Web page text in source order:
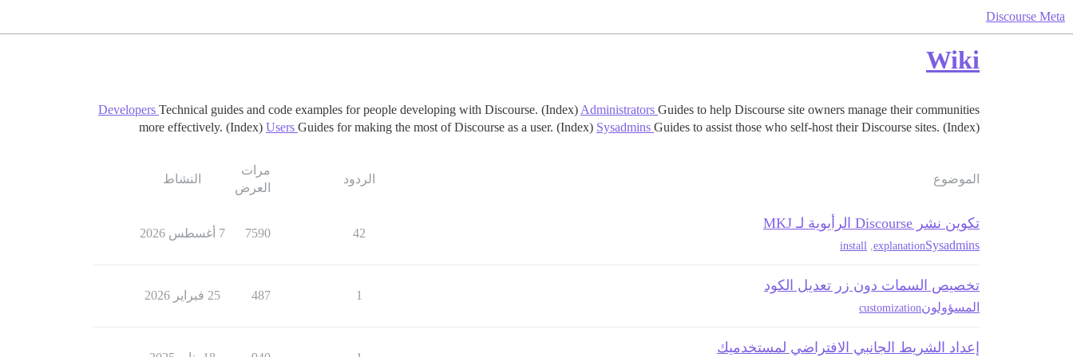
Discourse Meta
Wiki
Developers Technical guides and code examples for people developing with Discourse. (Index) Administrators Guides to help Discourse site owners manage their communities
more effectively. (Index) Users Guides for making the most of Discourse as a user. (Index) Sysadmins Guides to assist those who self-host their Discourse sites. (Index)
الموضوع الردود
مرات
العرض
النشاط
تكوين نشر Discourse الرأيوية لـ MKJ
Sysadmins
explanation
install
42
7590 7 أغسطس 2026
تخصيص السمات دون زر تعديل الكود
المسؤولونcustomization
1
487 25 فبراير 2026
إعداد الشريط الجانبي الافتراضي لمستخدميك